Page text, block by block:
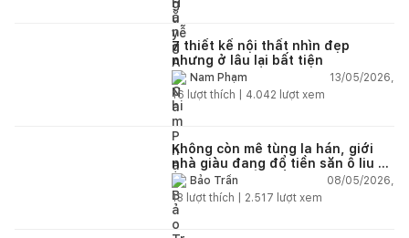
7 thiết kế nội thất nhìn đẹp
nhưng ở lâu lại bất tiện
Nam Phạm
13/05/2026,
16 lượt thích | 4.042 lượt xem
Không còn mê tùng la hán, giới
nhà giàu đang đổ tiền săn ô liu cổ
thụ từ châu Âu về ban công
Bảo Trần
08/05/2026,
13 lượt thích | 2.517 lượt xem